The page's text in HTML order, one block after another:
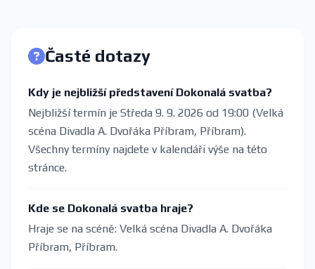
Časté dotazy
Kdy je nejbližší představení Dokonalá svatba?
Nejbližší termín je Středa 9. 9. 2026 od 19:00 (Velká
scéna Divadla A. Dvořáka Příbram, Příbram).
Všechny termíny najdete v kalendáři výše na této
stránce.
Kde se Dokonalá svatba hraje?
Hraje se na scéně: Velká scéna Divadla A. Dvořáka
Příbram, Příbram.